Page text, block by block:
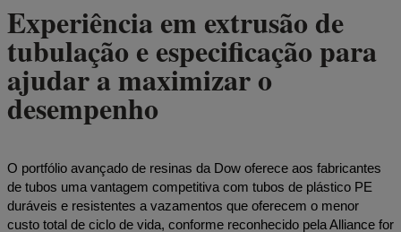
Experiência em extrusão de
tubulação e especificação para
ajudar a maximizar o
desempenho
O portfólio avançado de resinas da Dow oferece aos fabricantes
de tubos uma vantagem competitiva com tubos de plástico PE
duráveis e resistentes a vazamentos que oferecem o menor
custo total de ciclo de vida, conforme reconhecido pela Alliance for